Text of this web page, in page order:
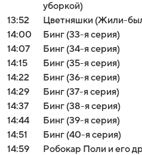
уборкой)
13:52
Цветняшки (Жили-
14:00
Бинг (33-я серия)
14:07
Бинг (34-я серия)
14:15
Бинг (35-я серия)
14:22
Бинг (36-я серия)
14:29
Бинг (37-я серия)
14:37
Бинг (38-я серия)
14:44
Бинг (39-я серия)
14:51
Бинг (40-я серия)
14:59
Робокар Поли и его